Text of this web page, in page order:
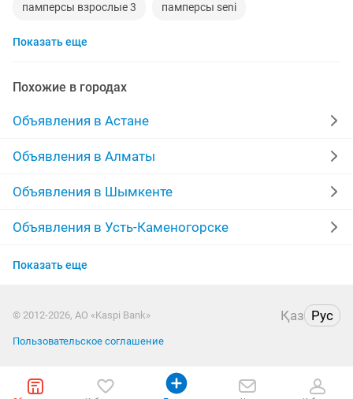
памперсы взрослые 3 памперсы seni
памперсы мама знает
памперсы премиум
подгузники памперсы для
Показать еще
Похожие в городах
Объявления в Астане
Объявления в Алматы
Объявления в Шымкенте
Объявления в Усть-Каменогорске
Объявления в Актобе
Объявления в Костанае
Объявления в Павлодаре
Показать еще
© 2012-2026, АО «Kaspi Bank» Қаз Рус
Пользовательское соглашение